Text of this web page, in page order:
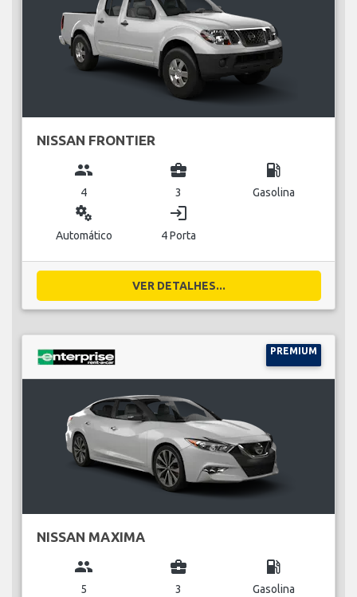
NISSAN FRONTIER
group
4
business_center
3
local_gas_station
Gasolina
miscellaneous_services
Automático
login
4 Porta
VER DETALHES...
PREMIUM
NISSAN MAXIMA
group
5
business_center
3
local_gas_station
Gasolina